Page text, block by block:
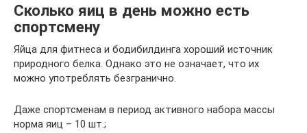
Сколько яиц в день можно есть
спортсмену
Яйца для фитнеса и бодибилдинга хороший источник
природного белка. Однако это не означает, что их
можно употреблять безгранично.
Даже спортсменам в период активного набора массы
норма яиц – 10 шт.;